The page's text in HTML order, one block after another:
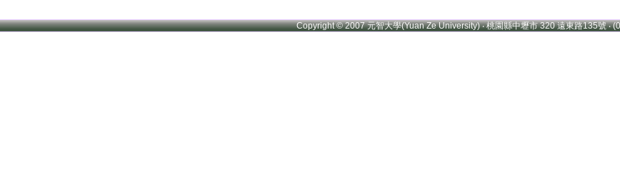
Copyright © 2007 元智大學(Yuan Ze University) ‧ 桃園縣中壢市 320 遠東路135號 ‧